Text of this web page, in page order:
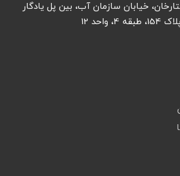
خیابان سازمان آب، بین پل یادگار
12